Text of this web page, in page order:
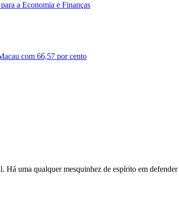
a Economia e Finanças
com 66,57 por cento
Há uma qualquer mesquinhez de espírito em